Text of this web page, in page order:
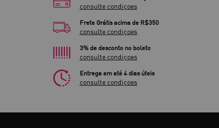
consulte condiçoes
Frete Grátis acima de R$350
consulte condiçoes
3% de desconto no boleto
consulte condiçoes
Entrega em até 4 dias úteis
consulte condiçoes